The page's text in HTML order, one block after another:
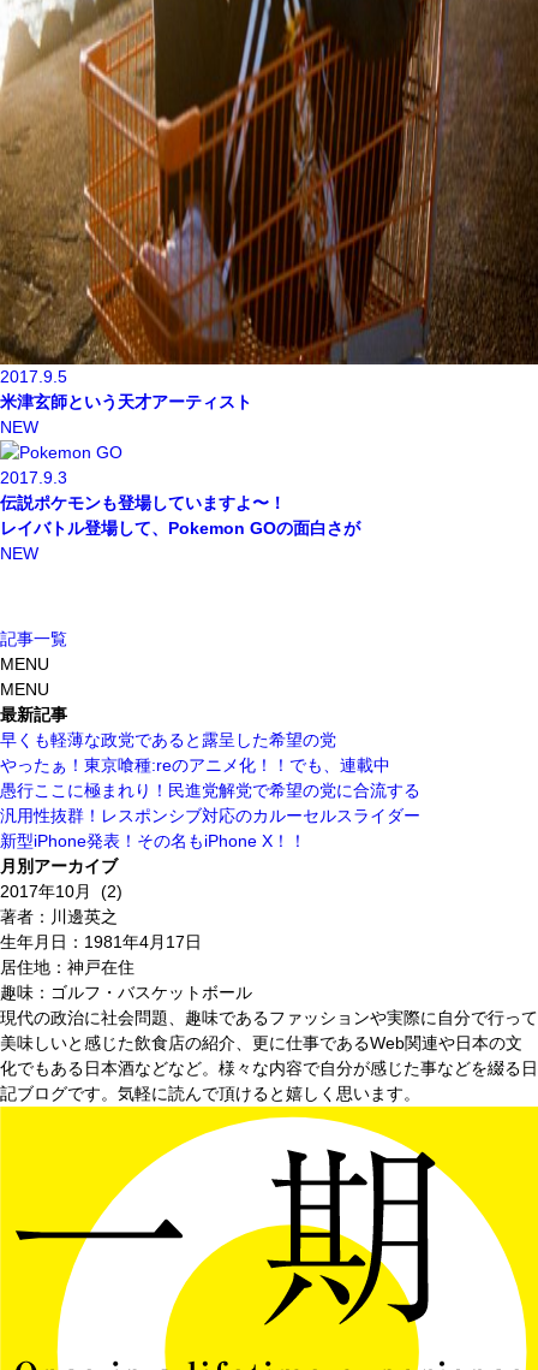
2017.9.5
米津玄師という天才アーティスト
NEW
2017.9.3
伝説ポケモンも登場していますよ〜！
レイバトル登場して、Pokemon GOの面白さが
NEW
記事一覧
MENU
MENU
最新記事
早くも軽薄な政党であると露呈した希望の党
やったぁ！東京喰種:reのアニメ化！！でも、連載中
愚行ここに極まれり！民進党解党で希望の党に合流する
汎用性抜群！レスポンシブ対応のカルーセルスライダー
新型iPhone発表！その名もiPhone X！！
月別アーカイブ
著者：川邊英之
生年月日：1981年4月17日
居住地：神戸在住
趣味：ゴルフ・バスケットボール
現代の政治に社会問題、趣味であるファッションや実際に自分で行って
美味しいと感じた飲食店の紹介、更に仕事であるWeb関連や日本の文
化でもある日本酒などなど。様々な内容で自分が感じた事などを綴る日
記ブログです。気軽に読んで頂けると嬉しく思います。